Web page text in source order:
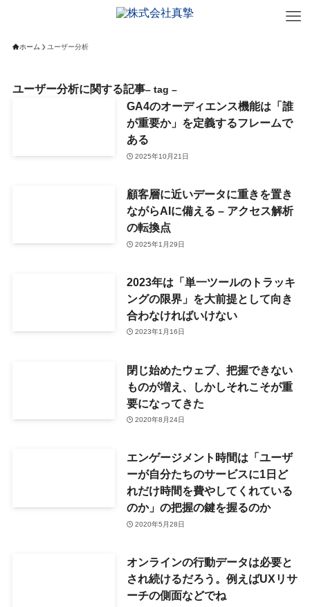
ホーム ユーザー分析
ユーザー分析に関する記事– tag –
GA4のオーディエンス機能は「誰
が重要か」を定義するフレームで
ある
2025年10月21日
顧客層に近いデータに重きを置き
ながらAIに備える – アクセス解析
の転換点
2025年1月29日
2023年は「単一ツールのトラッキ
ングの限界」を大前提として向き
合わなければいけない
2023年1月16日
閉じ始めたウェブ、把握できない
ものが増え、しかしそれこそが重
要になってきた
2020年8月24日
エンゲージメント時間は「ユーザ
ーが自分たちのサービスに1日ど
れだけ時間を費やしてくれている
のか」の把握の鍵を握るのか
2020年5月28日
オンラインの行動データは必要と
され続けるだろう。例えばUXリサ
ーチの側面などでね